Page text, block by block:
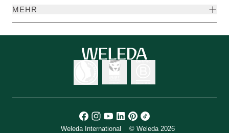
MEHR
Weleda International © Weleda 2026